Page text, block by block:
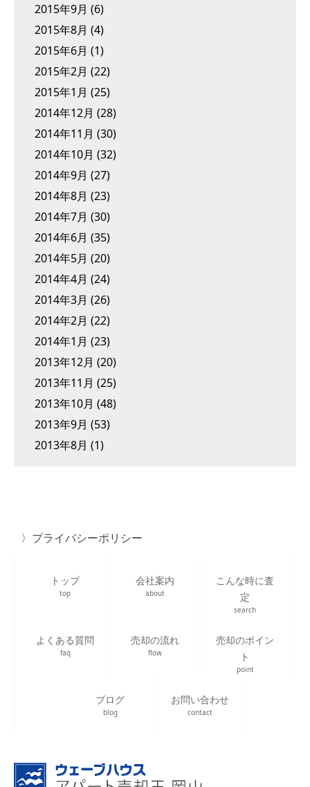
2015年9月 (6)
2015年8月 (4)
2015年6月 (1)
2015年2月 (22)
2015年1月 (25)
2014年12月 (28)
2014年11月 (30)
2014年10月 (32)
2014年9月 (27)
2014年8月 (23)
2014年7月 (30)
2014年6月 (35)
2014年5月 (20)
2014年4月 (24)
2014年3月 (26)
2014年2月 (22)
2014年1月 (23)
2013年12月 (20)
2013年11月 (25)
2013年10月 (48)
2013年9月 (53)
2013年8月 (1)
プライバシーポリシー
トップ
top
会社案内
about
こんな時に査
定
search
よくある質問
faq
売却の流れ
flow
売却のポイン
ト
point
ブログ
blog
お問い合わせ
contact